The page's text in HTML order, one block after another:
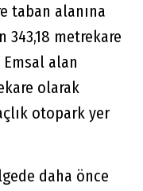
taban alanına
343,18 metrekare
alan
olarak
otopark yer
daha önce